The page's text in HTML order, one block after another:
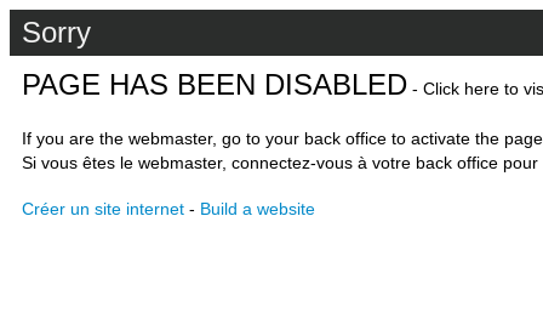
Sorry
PAGE HAS BEEN DISABLED - Click here to
If you are the webmaster, go to your back office to activate the
Si vous êtes le webmaster, connectez-vous à votre back office
Créer un site internet - Build a website